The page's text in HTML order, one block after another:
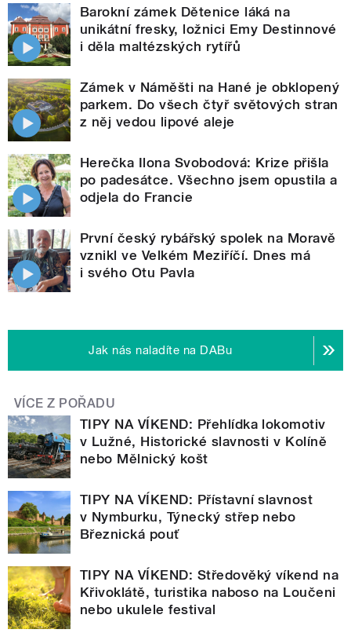
Barokní zámek Dětenice láká na
unikátní fresky, ložnici Emy Destinnové
i děla maltézských rytířů
Zámek v Náměšti na Hané je obklopený
parkem. Do všech čtyř světových stran
z něj vedou lipové aleje
Herečka Ilona Svobodová: Krize přišla
po padesátce. Všechno jsem opustila a
odjela do Francie
První český rybářský spolek na Moravě
vznikl ve Velkém Meziříčí. Dnes má
i svého Otu Pavla
Jak nás naladíte na DABu
VÍCE Z POŘADU
TIPY NA VÍKEND: Přehlídka lokomotiv
v Lužné, Historické slavnosti v Kolíně
nebo Mělnický košt
TIPY NA VÍKEND: Přístavní slavnost
v Nymburku, Týnecký střep nebo
Březnická pouť
TIPY NA VÍKEND: Středověký víkend na
Křivoklátě, turistika naboso na Loučeni
nebo ukulele festival